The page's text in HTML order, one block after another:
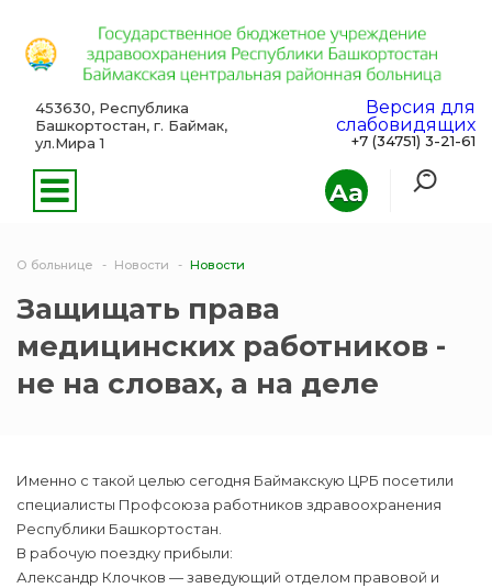
Aa
453630, Республика
Башкортостан, г. Баймак,
ул.Мира 1
Версия для
слабовидящих
+7 (34751) 3-21-61
О больнице Новости Новости
Защищать права
медицинских работников -
не на словах, а на деле
Именно с такой целью сегодня Баймакскую ЦРБ посетили
специалисты Профсоюза работников здравоохранения
Республики Башкортостан.
В рабочую поездку прибыли:
Александр Клочков — заведующий отделом правовой и